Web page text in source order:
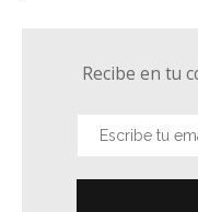
Recibe en tu